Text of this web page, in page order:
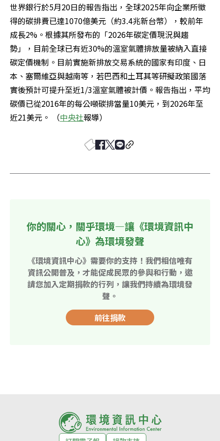
世界銀行於5月20日的報告指出，全球2025年向企業所徵
得的碳排費已達1070億美元（約3.4兆新台幣），較前年
成長2%。根據其所發布的「2026年碳定價現況與趨
勢」，目前全球已有近30%的溫室氣體排放量被納入直接
碳定價機制。目前實施新排放交易系統的國家有印度、日
本、塞爾維亞與越南等，若巴西和土耳其等研擬政策國落
實後預計可提升至近1/3溫室氣體被計價。報告指出，平均
碳價已從2016年的每公噸碳排當量10美元，到2026年至
近21美元。 （中央社報導）
你的關心，關乎環境—讓《環境資訊中
心》為環境發聲
《環境資訊中心》需要你的支持！我們相信唯有
資訊公開普及，才能促成民眾的參與和行動，邀
請您加入定期捐款的行列，讓我們持續為環境發
聲。
前往捐款